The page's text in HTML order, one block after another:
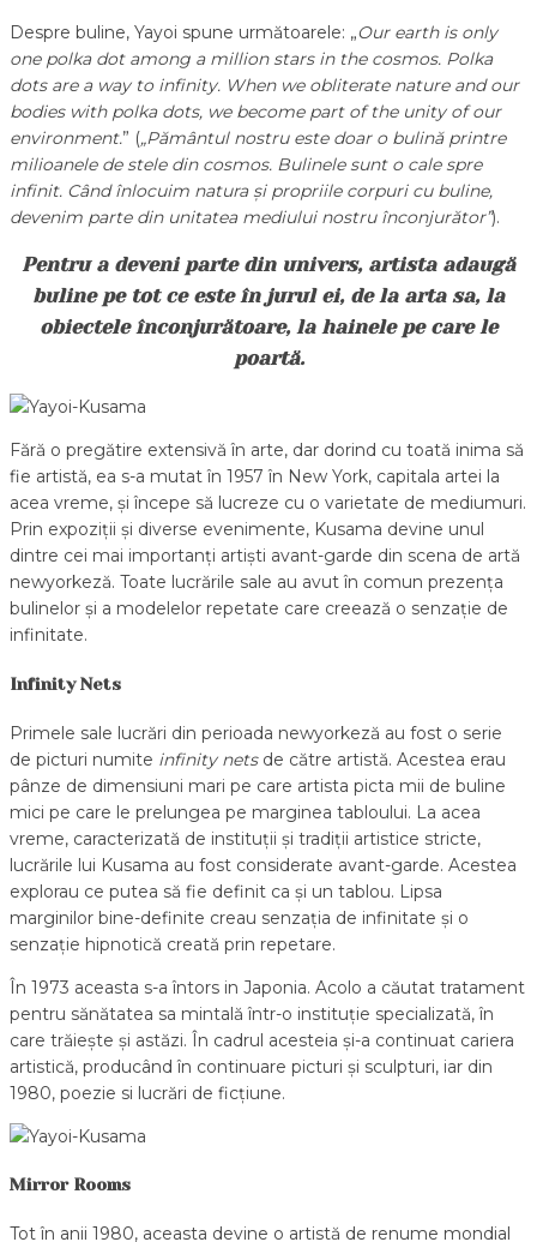
Despre buline, Yayoi spune următoarele: „Our earth is only
one polka dot among a million stars in the cosmos. Polka
dots are a way to infinity. When we obliterate nature and our
bodies with polka dots, we become part of the unity of our
environment.” („Pământul nostru este doar o bulină printre
milioanele de stele din cosmos. Bulinele sunt o cale spre
infinit. Când înlocuim natura și propriile corpuri cu buline,
devenim parte din unitatea mediului nostru înconjurător”).
Pentru a deveni parte din univers, artista adaugă
buline pe tot ce este în jurul ei, de la arta sa, la
obiectele înconjurătoare, la hainele pe care le
poartă.
Fără o pregătire extensivă în arte, dar dorind cu toată inima să
fie artistă, ea s-a mutat în 1957 în New York, capitala artei la
acea vreme, și începe să lucreze cu o varietate de mediumuri.
Prin expoziții și diverse evenimente, Kusama devine unul
dintre cei mai importanți artiști avant-garde din scena de artă
newyorkeză. Toate lucrările sale au avut în comun prezența
bulinelor și a modelelor repetate care creează o senzație de
infinitate.
Infinity Nets
Primele sale lucrări din perioada newyorkeză au fost o serie
de picturi numite infinity nets de către artistă. Acestea erau
pânze de dimensiuni mari pe care artista picta mii de buline
mici pe care le prelungea pe marginea tabloului. La acea
vreme, caracterizată de instituții și tradiții artistice stricte,
lucrările lui Kusama au fost considerate avant-garde. Acestea
explorau ce putea să fie definit ca și un tablou. Lipsa
marginilor bine-definite creau senzația de infinitate și o
senzație hipnotică creată prin repetare.
În 1973 aceasta s-a întors in Japonia. Acolo a căutat tratament
pentru sănătatea sa mintală într-o instituție specializată, în
care trăiește și astăzi. În cadrul acesteia și-a continuat cariera
artistică, producând în continuare picturi și sculpturi, iar din
1980, poezie si lucrări de ficțiune.
Mirror Rooms
Tot în anii 1980, aceasta devine o artistă de renume mondial